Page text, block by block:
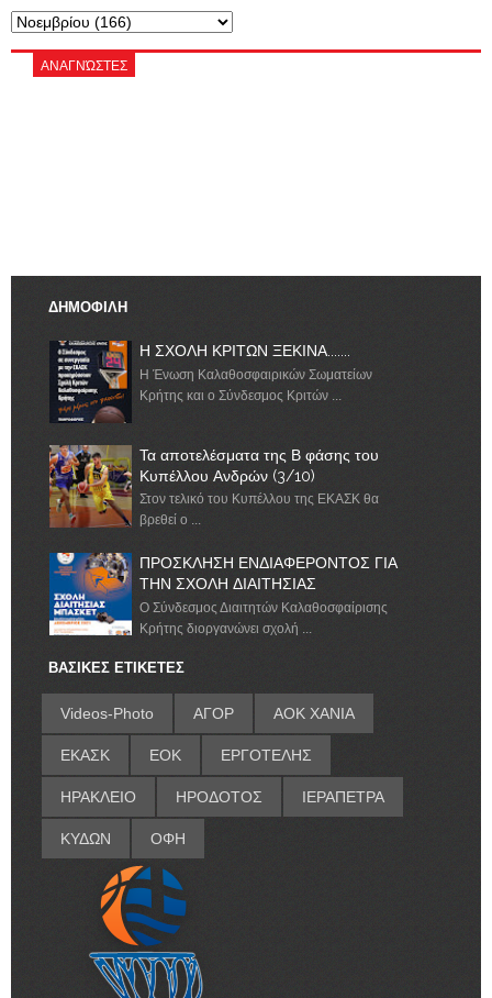
ΑΝΑΓΝΏΣΤΕΣ
ΔΗΜΟΦΙΛΗ
Η ΣΧΟΛΗ ΚΡΙΤΩΝ ΞΕΚΙΝΑ.......
Η Ένωση Καλαθοσφαιρικών Σωματείων
Κρήτης και ο Σύνδεσμος Κριτών ...
Τα αποτελέσματα της Β φάσης του
Κυπέλλου Ανδρών (3/10)
Στον τελικό του Κυπέλλου της ΕΚΑΣΚ θα
βρεθεί ο ...
ΠΡΟΣΚΛΗΣΗ ΕΝΔΙΑΦΕΡΟΝΤΟΣ ΓΙΑ
ΤΗΝ ΣΧΟΛΗ ΔΙΑΙΤΗΣΙΑΣ
Ο Σύνδεσμος Διαιτητών Καλαθοσφαίρισης
Κρήτης διοργανώνει σχολή ...
ΒΑΣΙΚΕΣ ΕΤΙΚΕΤΕΣ
Videos-Photo ΑΓΟΡ ΑΟΚ ΧΑΝΙΑ
ΕΚΑΣΚ ΕΟΚ ΕΡΓΟΤΕΛΗΣ
ΗΡΑΚΛΕΙΟ ΗΡΟΔΟΤΟΣ ΙΕΡΑΠΕΤΡΑ
ΚΥΔΩΝ ΟΦΗ